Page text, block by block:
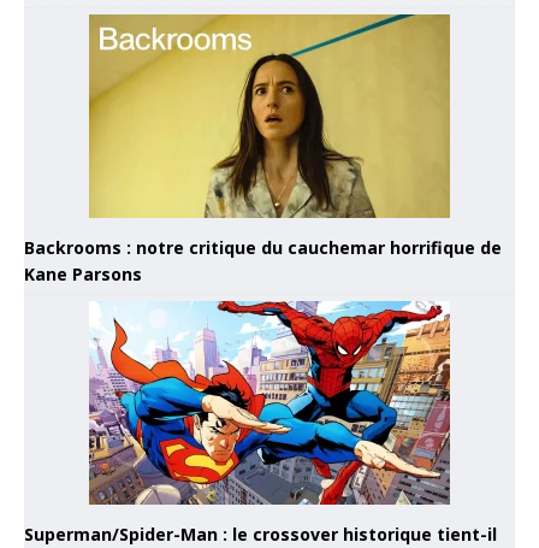
Backrooms : notre critique du cauchemar horrifique de
Kane Parsons
Superman/Spider-Man : le crossover historique tient-il